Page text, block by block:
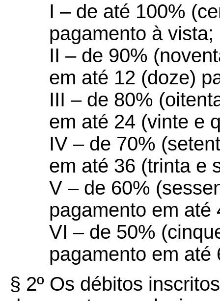
I – de até 100%
pagamento à vista;
II – de 90%
em até 12 (doze)
III – de 80%
em até 24 (vinte e
IV – de 70%
em até 36 (trinta e
V – de 60%
pagamento em até
VI – de 50%
pagamento em até
§ 2º Os débitos